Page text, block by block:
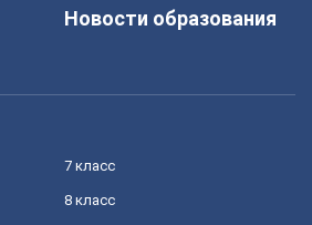
Новости образования
7 класс
8 класс